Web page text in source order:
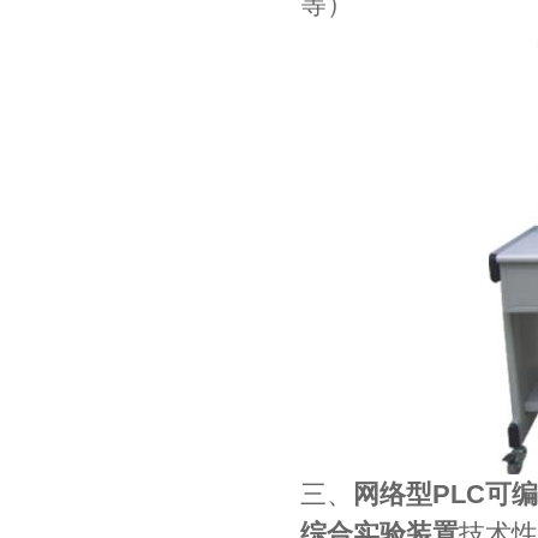
三、
网络型PLC可